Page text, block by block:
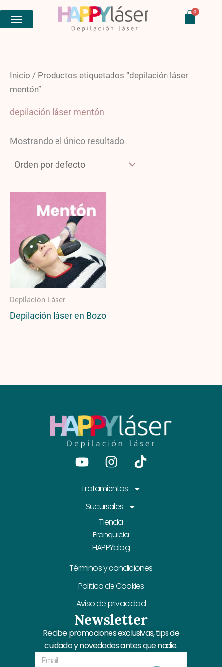
0
Inicio / Productos etiquetados “depilación láser
mentón”
depilación láser mentón
Mostrando el único resultado
Depilación Láser
Depilación láser en Bozo
YoutubeInstagram
Tiktok
Tratamientos
Sucursales
Tienda
Franquicia
HAPPYblog
Términos y condiciones
Política de Cookies
Aviso de privacidad
Newsletter
Recibe promociones exclusivas, tips de
cuidado y novedades antes que nadie.
Email